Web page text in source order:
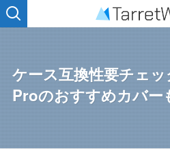
ケース互換性要チェッ
Proのおすすめカバー